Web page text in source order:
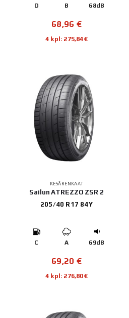
D B 68dB
68,96 €
4 kpl: 275,84€
KESÄRENKAAT
Sailun ATREZZO ZSR 2
205/40 R17 84Y
C A 69dB
69,20 €
4 kpl: 276,80€